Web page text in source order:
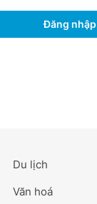
Đăng nhập
Du lịch
Văn hoá